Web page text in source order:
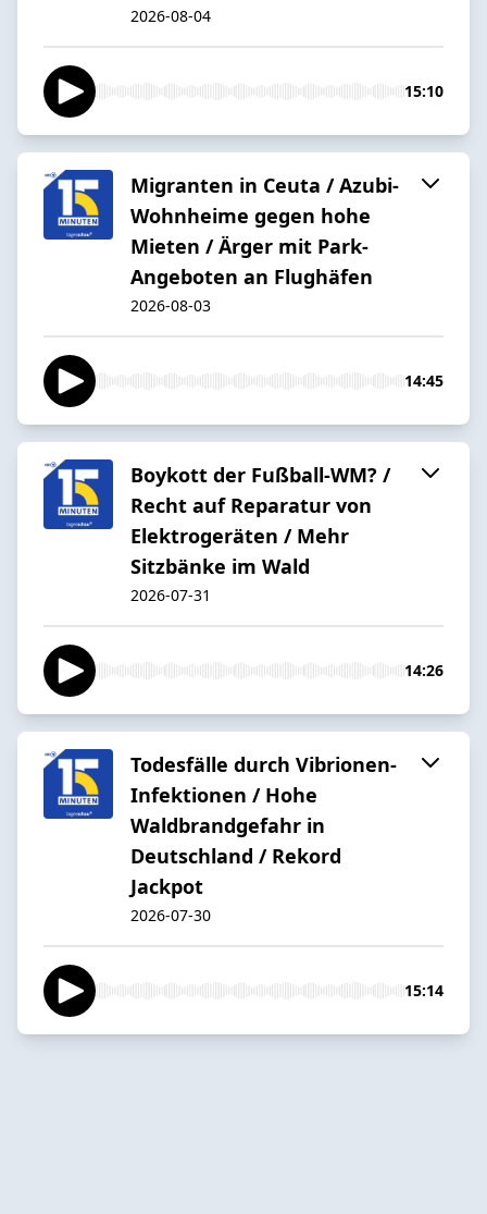
2026-08-04
15:10
Migranten in Ceuta / Azubi-
Wohnheime gegen hohe
Mieten / Ärger mit Park-
Angeboten an Flughäfen
2026-08-03
14:45
Boykott der Fußball-WM? /
Recht auf Reparatur von
Elektrogeräten / Mehr
Sitzbänke im Wald
2026-07-31
14:26
Todesfälle durch Vibrionen-
Infektionen / Hohe
Waldbrandgefahr in
Deutschland / Rekord
Jackpot
2026-07-30
15:14